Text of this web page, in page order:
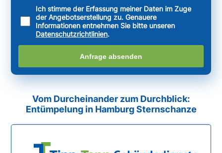
Ich stimme der Erfassung meiner Daten im Zuge
der Angebotserstellung zu. Genauere
Informationen entnehmen Sie bitte unseren
Datenschutzrichtlinien.
Anfrage absenden
Vom Durcheinander zum Durchblick:
Entümpelung in Hamburg Sternschanze